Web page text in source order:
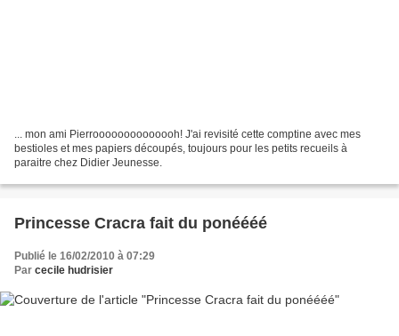
... mon ami Pierroooooooooooooh! J'ai revisité cette comptine avec mes
bestioles et mes papiers découpés, toujours pour les petits recueils à
paraitre chez Didier Jeunesse.
Princesse Cracra fait du ponéééé
Publié le 16/02/2010 à 07:29
Par cecile hudrisier